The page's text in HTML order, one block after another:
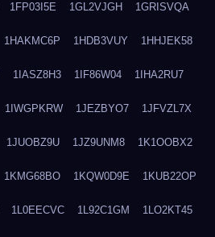
1FP03I5E 1GL2VJGH 1GRISVQA
1HAKMC6P 1HDB3VUY 1HHJEK58
1IASZ8H3 1IF86W04 1IHA2RU7
1IWGPKRW 1JEZBYO7 1JFVZL7X
1JUOBZ9U 1JZ9UNM8 1K1OOBX2
1KMG68BO 1KQW0D9E 1KUB22OP
1L0EECVC 1L92C1GM 1LO2KT45